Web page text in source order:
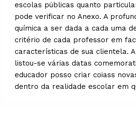
escolas públicas quanto
pode verificar no Anexo. A
química a ser dada a cada uma
critério de cada professor em
características de sua clientela.
listou-se várias datas
educador posso criar coiass
dentro da realidade escolar em